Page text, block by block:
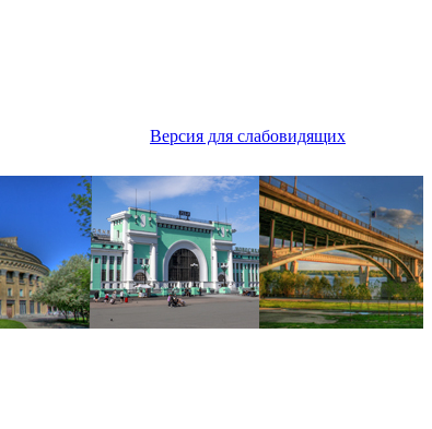
Версия для слабовидящих